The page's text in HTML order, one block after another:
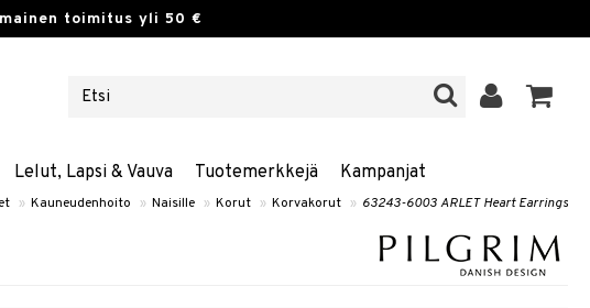
toimitus yli 50 €
Lelut, Lapsi & Vauva Tuotemerkkejä Kampanjat
» Kauneudenhoito » Naisille » Korut » Korvakorut » 63243-6003 ARLET Heart Earrings